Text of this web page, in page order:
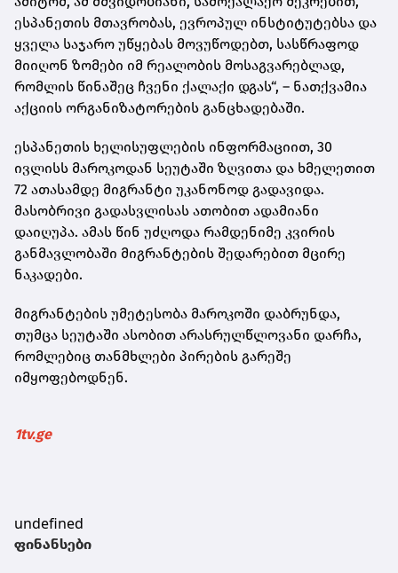
ესპანეთის მთავრობას, ევროპულ ინსტიტუტებსა და
ყველა საჯარო უწყებას მოვუწოდებთ, სასწრაფოდ
მიიღონ ზომები იმ რეალობის მოსაგვარებლად,
რომლის წინაშეც ჩვენი ქალაქი დგას“, – ნათქვამია
აქციის ორგანიზატორების განცხადებაში.
ესპანეთის ხელისუფლების ინფორმაციით, 30
ივლისს მაროკოდან სეუტაში ზღვითა და ხმელეთით
72 ათასამდე მიგრანტი უკანონოდ გადავიდა.
მასობრივი გადასვლისას ათობით ადამიანი
დაიღუპა. ამას წინ უძღოდა რამდენიმე კვირის
განმავლობაში მიგრანტების შედარებით მცირე
ნაკადები.
მიგრანტების უმეტესობა მაროკოში დაბრუნდა,
თუმცა სეუტაში ასობით არასრულწლოვანი დარჩა,
რომლებიც თანმხლები პირების გარეშე
იმყოფებოდნენ.
1tv.ge
undefined
ფინანსები